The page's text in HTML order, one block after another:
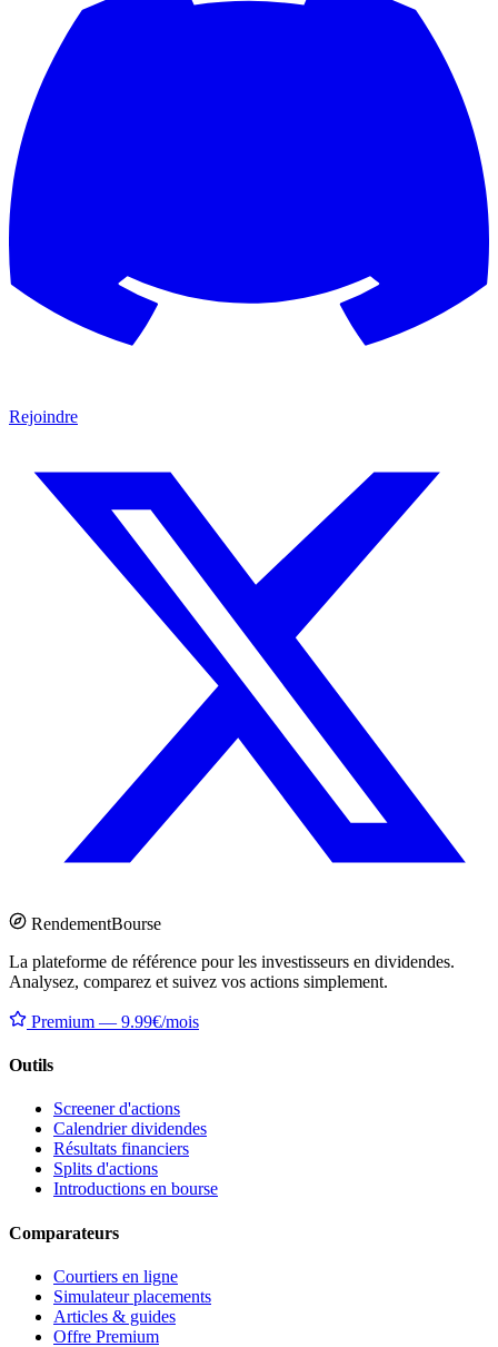
Rejoindre
RendementBourse
La plateforme de référence pour les investisseurs en dividendes.
Analysez, comparez et suivez vos actions simplement.
Premium — 9.99€/mois
Outils
Screener d'actions
Calendrier dividendes
Résultats financiers
Splits d'actions
Introductions en bourse
Comparateurs
Courtiers en ligne
Simulateur placements
Articles & guides
Offre Premium